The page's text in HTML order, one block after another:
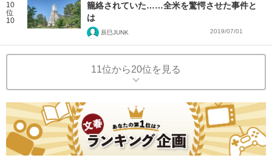
10
位
10
籠絡されていた……全米を驚愕させた事件と
は
辰巳JUNK 2019/07/01
11位から20位を見る